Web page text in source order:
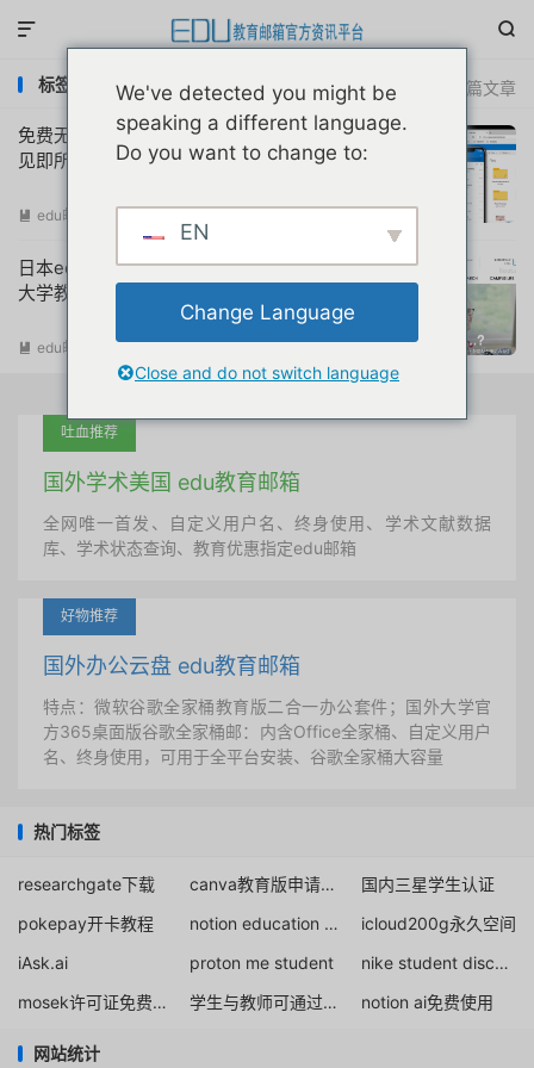


共 2 篇文章
标签：校友邮箱onedrive
免费无限次白嫖OneDrive云盘全网独家,所
见即所得
 edu邮箱资讯
日本edu教育邮箱免费注册申请国际基督教
大学教程
 edu邮箱申请 阅读(22592)
吐血推荐
国外学术美国 edu教育邮箱
全网唯一首发、自定义用户名、终身使用、学术文献数据
库、学术状态查询、教育优惠指定edu邮箱
好物推荐
国外办公云盘 edu教育邮箱
特点：微软谷歌全家桶教育版二合一办公套件；国外大学官
方365桌面版谷歌全家桶邮：内含Office全家桶、自定义用户
名、终身使用，可用于全平台安装、谷歌全家桶大容量
热门标签
researchgate下载 canva教育版申请审批
国内三星学生认证
pokepay开卡教程
notion education account buy
icloud200g永久空间
iAsk.ai
proton me student
nike student discount
mosek许可证免费下载
学生与教师可通过Replit for Education 获得折扣或免费额度 notion ai免费使用
网站统计
We've detected you might be
speaking a different language.
Do you want to change to:
EN
Change Language
Close and do not switch language